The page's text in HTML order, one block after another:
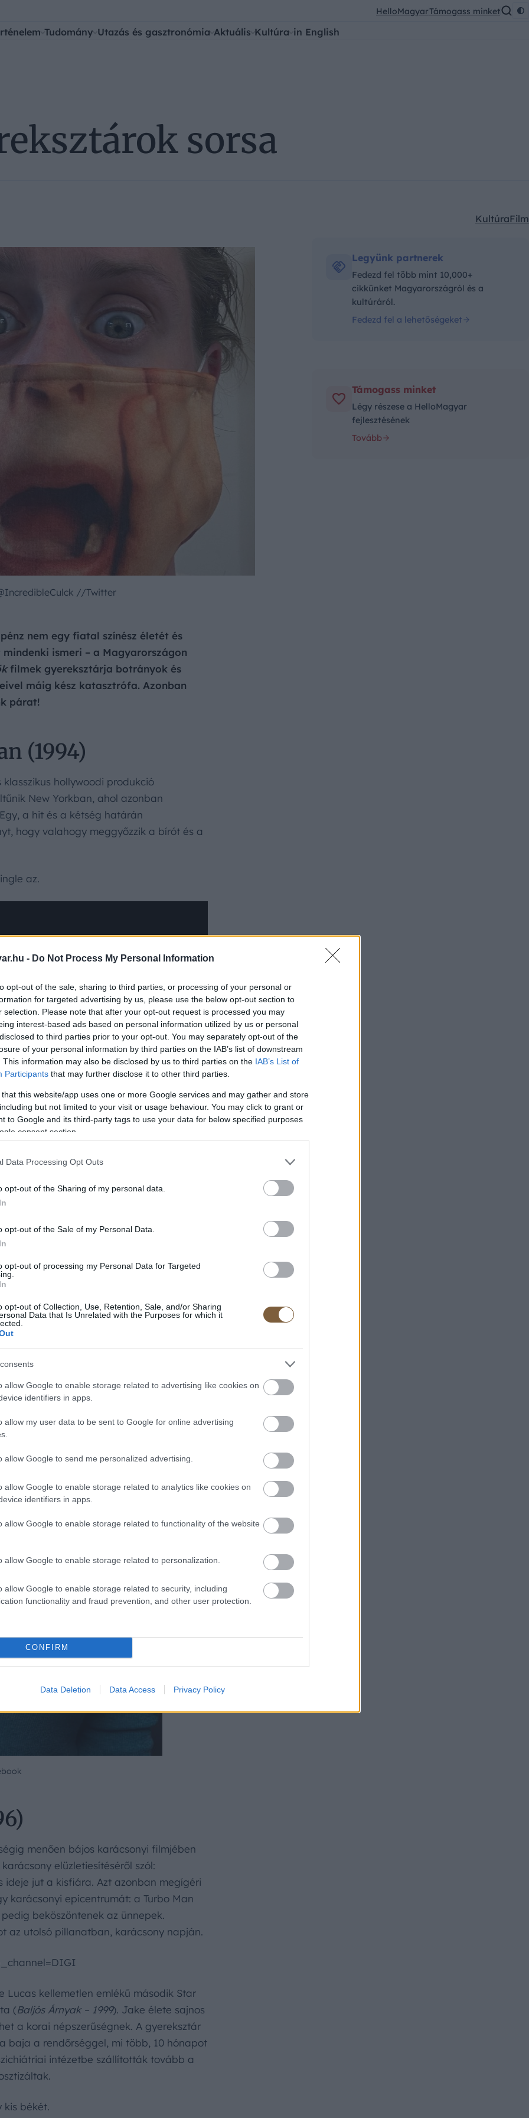
- Do Not Process My Personal Information
opt-out of the sale, sharing to third parties, or processing of your personal or
for targeted advertising by us, please use the below opt-out section to
selection. Please note that after your opt-out request is processed you may
interest-based ads based on personal information utilized by us or personal
to third parties prior to your opt-out. You may separately opt-out of the
of your personal information by third parties on the IAB’s list of downstream
This information may also be disclosed by us to third parties on the IAB’s List of
Participants that may further disclose it to other third parties.
that this website/app uses one or more Google services and may gather and store
but not limited to your visit or usage behaviour. You may click to grant or
to Google and its third-party tags to use your data for below specified purposes
consent section.
Data Processing Opt Outs
opt-out of the Sharing of my personal data.
opt-out of the Sale of my Personal Data.
opt-out of processing my Personal Data for Targeted
opt-out of Collection, Use, Retention, Sale, and/or Sharing
Data that Is Unrelated with the Purposes for which it
allow Google to enable storage related to advertising like cookies on
identifiers in apps.
allow my user data to be sent to Google for online advertising
allow Google to send me personalized advertising.
allow Google to enable storage related to analytics like cookies on
identifiers in apps.
allow Google to enable storage related to functionality of the website
allow Google to enable storage related to personalization.
allow Google to enable storage related to security, including
functionality and fraud prevention, and other user protection.
CONFIRM
Data Deletion Data Access Privacy Policy
HelloMagyarTámogass minket
Tudomány Utazás és gasztronómia Aktuális Kultúra in English
sorsa
Kategóriák:
KultúraFilm
//Twitter
nem egy fiatal színész életét és
ismeri – a Magyarországon
filmek gyereksztárja botrányok és
máig kész katasztrófa. Azonban
párat!
(1994)
hollywoodi produkció
New Yorkban, ahol azonban
a hit és a kétség határán
hogy valahogy meggyőzzik a bírót és a
az.
volt a 90-es években, akinek
filmből és aMatilda, a kiskorú
es évek elején fokozatosan maga mögött
Máig sokat foglalkoztatja a más
és gyakran nyilatkozik is ezekkel
ifjúsági regények írásával szeretné
kifejezetten saját életével és a fiatal
menően bájos karácsonyi filmjében
elüzletiesítéséről szól:
ideje jut a kisfiára. Azt azonban megígéri
karácsonyi epicentrumát: a Turbo Man
beköszöntenek az ünnepek.
az utolsó pillanatban, karácsony napján.
kellemetlen emlékű második Star
(Baljós Árnyak – 1999). Jake élete sajnos
a korai népszerűségnek. A gyereksztár
baja a rendőrséggel, mi több, 10 hónapot
intézetbe szállították tovább a
kis békét.
Legyünk partnerek
Fedezd fel több mint 10,000+
cikkünket Magyarországról és a
kultúráról.
Fedezd fel a lehetőségeket
Támogass minket
Légy részese a HelloMagyar
fejlesztésének
Tovább